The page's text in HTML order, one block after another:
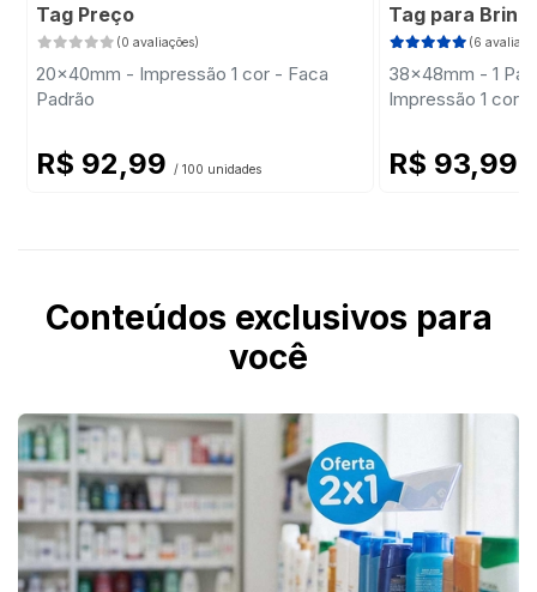
Tag Preço
(0 avaliações)
20x40mm - Impressão 1 cor - Faca
Padrão
R$ 92,99 / 100 unidades
Tag para
(6
38x48mm - 1
Impressão 1 cor
R$ 93,99
Conteúdos exclusivos para
você